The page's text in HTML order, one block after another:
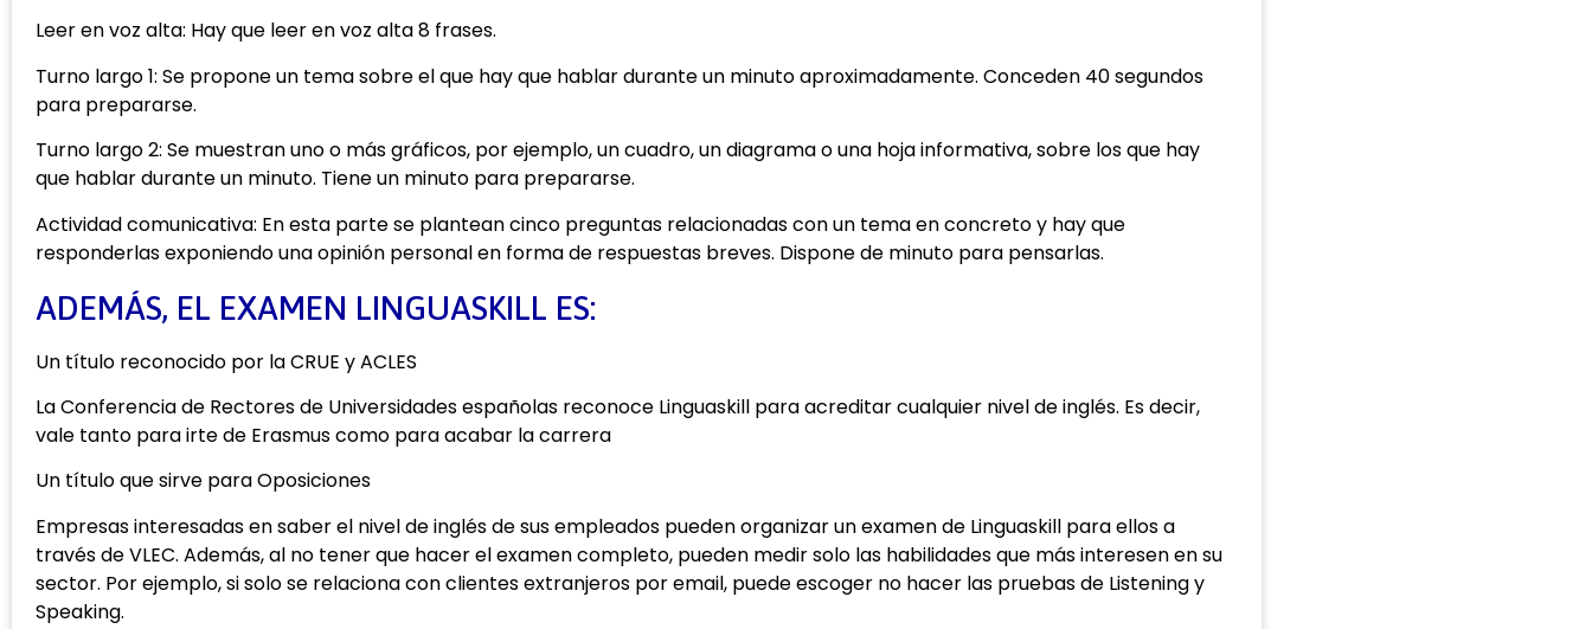
Leer en voz alta: Hay que leer en voz alta 8 frases.
Turno largo 1: Se propone un tema sobre el que hay que hablar durante un minuto aproximadamente. Conceden 40 segundos
para prepararse.
Turno largo 2: Se muestran uno o más gráficos, por ejemplo, un cuadro, un diagrama o una hoja informativa, sobre los que hay
que hablar durante un minuto. Tiene un minuto para prepararse.
Actividad comunicativa: En esta parte se plantean cinco preguntas relacionadas con un tema en concreto y hay que
responderlas exponiendo una opinión personal en forma de respuestas breves. Dispone de minuto para pensarlas.
ADEMÁS, EL EXAMEN LINGUASKILL ES:
Un título reconocido por la CRUE y ACLES
La Conferencia de Rectores de Universidades españolas reconoce Linguaskill para acreditar cualquier nivel de inglés. Es decir,
vale tanto para irte de Erasmus como para acabar la carrera
Un título que sirve para Oposiciones
Empresas interesadas en saber el nivel de inglés de sus empleados pueden organizar un examen de Linguaskill para ellos a
través de VLEC. Además, al no tener que hacer el examen completo, pueden medir solo las habilidades que más interesen en su
sector. Por ejemplo, si solo se relaciona con clientes extranjeros por email, puede escoger no hacer las pruebas de Listening y
Speaking.